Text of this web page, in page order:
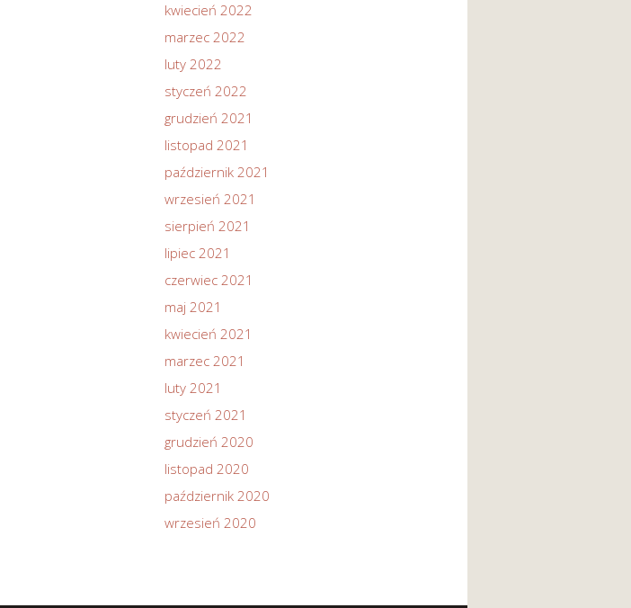
kwiecień 2022
marzec 2022
luty 2022
styczeń 2022
grudzień 2021
listopad 2021
październik 2021
wrzesień 2021
sierpień 2021
lipiec 2021
czerwiec 2021
maj 2021
kwiecień 2021
marzec 2021
luty 2021
styczeń 2021
grudzień 2020
listopad 2020
październik 2020
wrzesień 2020